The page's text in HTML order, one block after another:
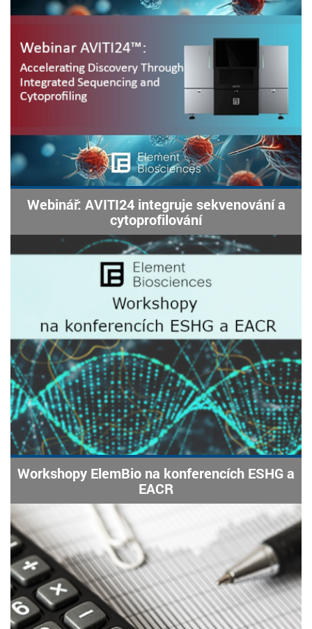
Webinář: AVITI24 integruje sekvenování a
cytoprofilování
Workshopy ElemBio na konferencích ESHG a
EACR